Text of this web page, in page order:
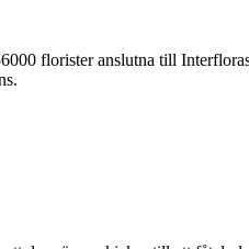
florister anslutna till